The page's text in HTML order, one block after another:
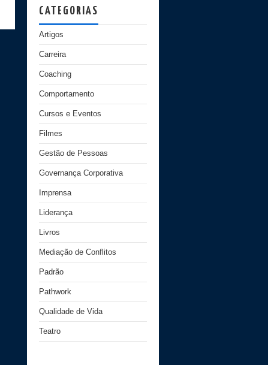
CATEGORIAS
Artigos
Carreira
Coaching
Comportamento
Cursos e Eventos
Filmes
Gestão de Pessoas
Governança Corporativa
Imprensa
Liderança
Livros
Mediação de Conflitos
Padrão
Pathwork
Qualidade de Vida
Teatro